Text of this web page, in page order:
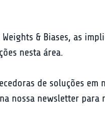
& Biases, as
nesta área.
de soluções
nossa newsletter para